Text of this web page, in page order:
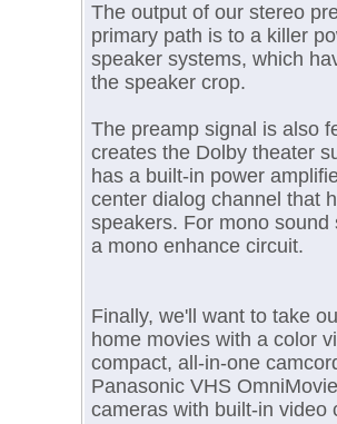
The output of our stereo
primary path is to a killer
speaker systems, which
the speaker crop.
The preamp signal is also
creates the Dolby theater
has a built-in power
center dialog channel that
speakers. For mono
a mono enhance circuit.
Finally, we'll want to take
home movies with a color
compact, all-in-one
Panasonic VHS
cameras with built-in video